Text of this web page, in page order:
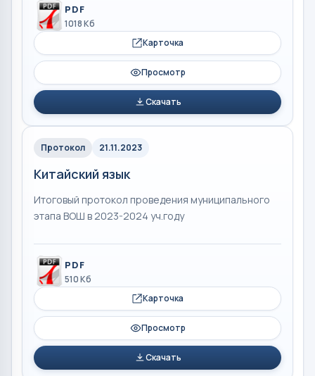
PDF
1018 Кб
Карточка
Просмотр
Скачать
Протокол 21.11.2023
Китайский язык
Итоговый протокол проведения муниципального
этапа ВОШ в 2023-2024 уч.году
PDF
510 Кб
Карточка
Просмотр
Скачать